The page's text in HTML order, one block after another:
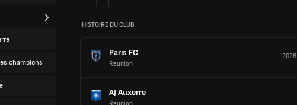
champions
HISTOIRE DU CLUB
Paris FC
Reunion
2026
AJ Auxerre
Reunion